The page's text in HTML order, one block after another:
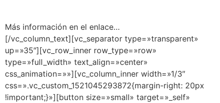
Más información en el enlace…
[/vc_column_text][vc_separator type=»transparent»
up=»35″][vc_row_inner row_type=»row»
type=»full_width» text_align=»center»
css_animation=»»][vc_column_inner width=»1/3″
css=».vc_custom_1521045293872{margin-right: 20px
!important;}»][button size=»small» target=»_self»